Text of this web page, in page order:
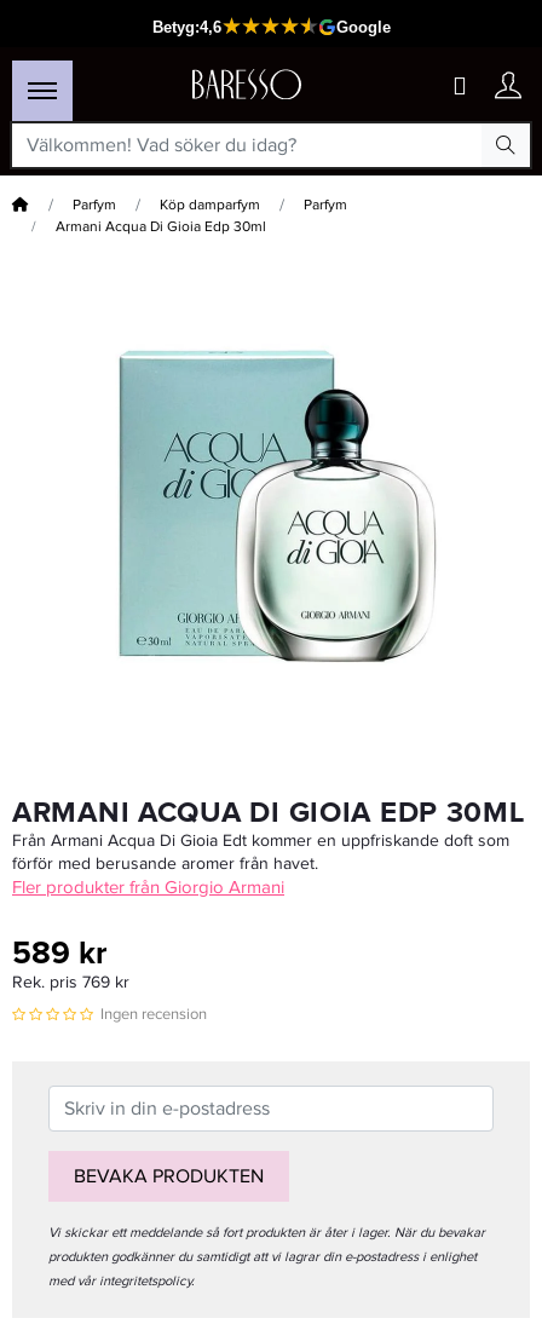
Hem Parfym Köp damparfym
Parfym
Armani Acqua Di Gioia Edp 30ml
Davines Oi Oil 50ml - Hårolja
299 kr 239,20 kr
ARMANI ACQUA DI GIOIA EDP 30ML
Från Armani Acqua Di Gioia Edt kommer en uppfriskande doft som
förför med berusande aromer från havet.
Fler produkter från Giorgio Armani
589 kr
Rek. pris 769 kr
Ingen recension
BEVAKA PRODUKTEN
Vi skickar ett meddelande så fort produkten är åter i lager. När du bevakar
produkten godkänner du samtidigt att vi lagrar din e-postadress i enlighet
med vår integritetspolicy.